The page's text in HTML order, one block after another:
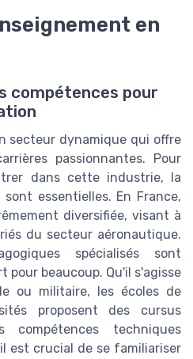
en
compétences pour
secteur dynamique qui offre
passionnantes. Pour
dans cette industrie, la
essentielles. En France,
diversifiée, visant à
du secteur aéronautique.
spécialisés sont
pour beaucoup. Qu'il s'agisse
ou militaire, les écoles de
proposent des cursus
techniques
est crucial de se familiariser